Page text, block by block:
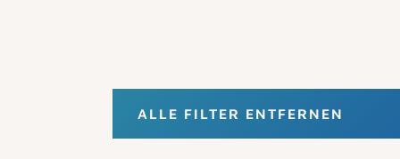
ALLE FILTER ENTFERNEN